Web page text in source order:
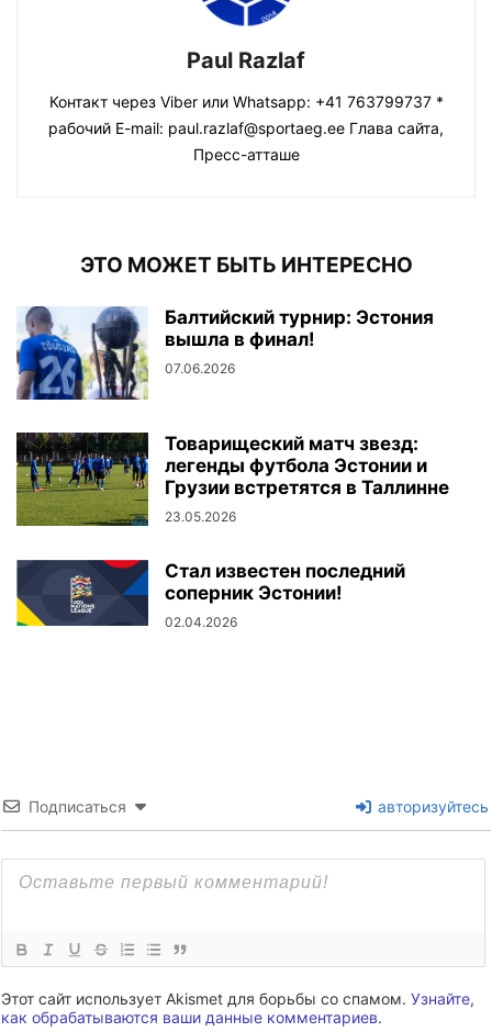
Paul Razlaf
Контакт через Viber или Whatsapp: +41 763799737 *
рабочий E-mail: paul.razlaf@sportaeg.ee Глава сайта,
Пресс-атташе
ЭТО МОЖЕТ БЫТЬ ИНТЕРЕСНО
Балтийский турнир: Эстония
вышла в финал!
07.06.2026
Товарищеский матч звезд:
легенды футбола Эстонии и
Грузии встретятся в Таллинне
23.05.2026
Стал известен последний
соперник Эстонии!
02.04.2026
Подписаться авторизуйтесь
Этот сайт использует Akismet для борьбы со спамом. Узнайте,
как обрабатываются ваши данные комментариев.